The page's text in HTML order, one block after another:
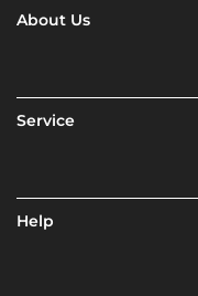
About Us
Service
Help